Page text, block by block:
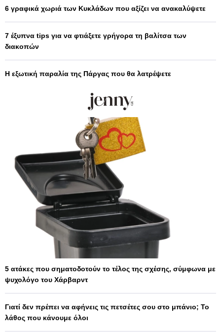
6 γραφικά χωριά των Κυκλάδων που αξίζει να ανακαλύψετε
7 έξυπνα tips για να φτιάξετε γρήγορα τη βαλίτσα των
διακοπών
Η εξωτική παραλία της Πάργας που θα λατρέψετε
5 ατάκες που σηματοδοτούν το τέλος της σχέσης, σύμφωνα με
ψυχολόγο του Χάρβαρντ
Γιατί δεν πρέπει να αφήνεις τις πετσέτες σου στο μπάνιο; Το
λάθος που κάνουμε όλοι